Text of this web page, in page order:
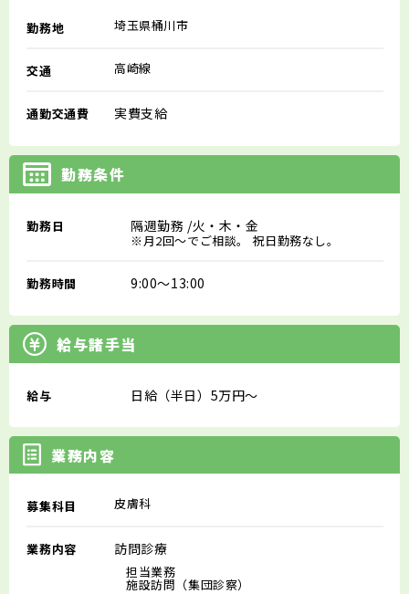
勤務地 埼玉県桶川市
交通 高崎線
通勤交通費 実費支給
勤務条件
勤務日 隔週勤務 /火・木・金
※月2回～でご相談。 祝日勤務なし。
勤務時間 9:00～13:00
給与諸手当
給与 日給（半日）5万円～
業務内容
募集科目 皮膚科
業務内容 訪問診療
担当業務
施設訪問（集団診察）